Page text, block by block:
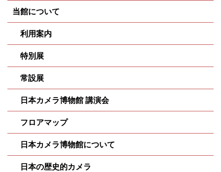
当館について
利用案内
特別展
常設展
日本カメラ博物館 講演会
フロアマップ
日本カメラ博物館について
日本の歴史的カメラ